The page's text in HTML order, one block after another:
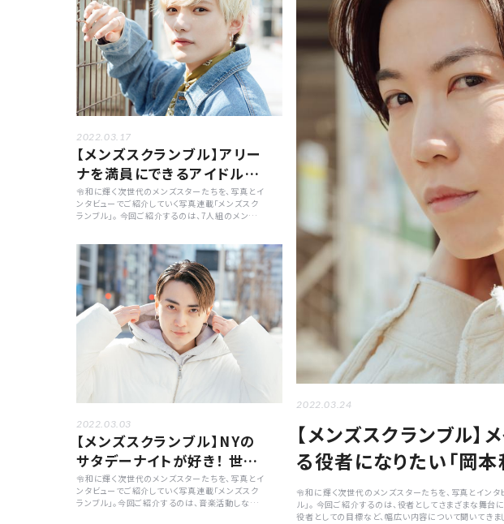
2022.03.24
【メンズスクランブル】
る役者になりたい「岡本
令和に輝く次世代のメンズスターたちを、写真とインタ
ル」。 今回ご紹介するのは、役者としてさまざまな舞
役者としての目標など、幅広い内容について聞いてきま
2022.03.17
【メンズスクランブル】アリー
ナを満員にできるアイドルに
なりたい「日之出莉玖」
令和に輝く次世代のメンズスターたちを、写真とイ
ンタビューでご紹介していく写真連載「メンズスク
ランブル」。 今回ご紹介するのは、7人組のメンズア
幅広い内容について語ってもらいました。
2022.03.03
【メンズスクランブル】NYの
サタデーナイトが好き！ 世界
での活躍を目指す「池谷諒
介」
令和に輝く次世代のメンズスターたちを、写真とイ
ンタビューでご紹介していく写真連載「メンズスク
ランブル」。今回ご紹介するのは、音楽活動しなが